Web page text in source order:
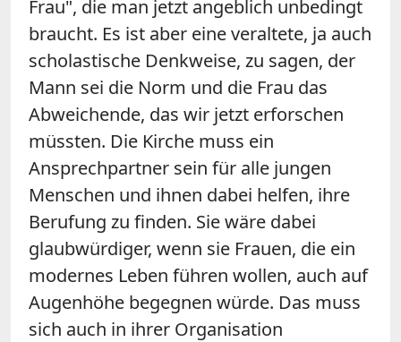
Frau", die man jetzt angeblich unbedingt
braucht. Es ist aber eine veraltete, ja auch
scholastische Denkweise, zu sagen, der
Mann sei die Norm und die Frau das
Abweichende, das wir jetzt erforschen
müssten. Die Kirche muss ein
Ansprechpartner sein für alle jungen
Menschen und ihnen dabei helfen, ihre
Berufung zu finden. Sie wäre dabei
glaubwürdiger, wenn sie Frauen, die ein
modernes Leben führen wollen, auch auf
Augenhöhe begegnen würde. Das muss
sich auch in ihrer Organisation